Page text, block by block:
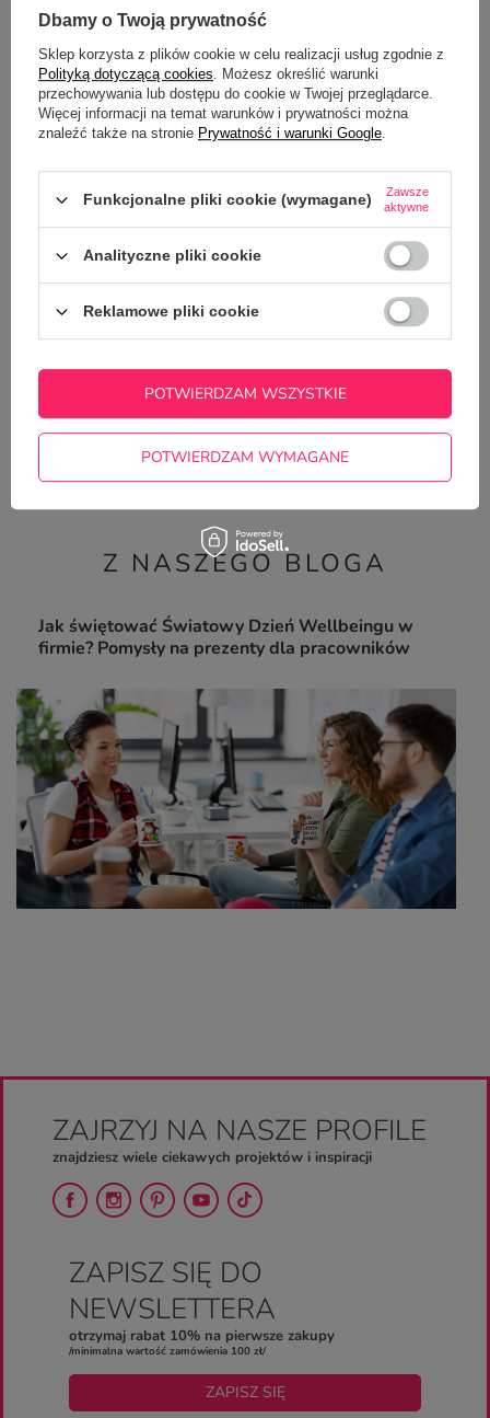
odpowiedzi publikując dla innych.
NAJCZĘŚCIEJ KUPOWANE Z
TYM TOWAREM
Firmowe kubki reklamowe
CLASSIC - 12 szt.
szt.
Z NASZEGO BLOGA
Jak świętować Światowy Dzień Wellbeingu w
firmie? Pomysły na prezenty dla pracowników
ZAJRZYJ NA NASZE PROFILE
znajdziesz wiele ciekawych projektów i inspiracji
ZAPISZ SIĘ DO
NEWSLETTERA
otrzymaj rabat 10% na pierwsze zakupy
/minimalna wartość zamówienia 100 zł/
ZAPISZ SIĘ
Dbamy o Twoją prywatność
Sklep korzysta z plików cookie w celu realizacji usług zgodnie z
Polityką dotyczącą cookies. Możesz określić warunki
przechowywania lub dostępu do cookie w Twojej przeglądarce.
Więcej informacji na temat warunków i prywatności można
znaleźć także na stronie Prywatność i warunki Google.
Funkcjonalne pliki cookie (wymagane)
Zawsze
aktywne
Analityczne pliki cookie
Reklamowe pliki cookie
POTWIERDZAM WYMAGANE
POTWIERDZAM WSZYSTKIE